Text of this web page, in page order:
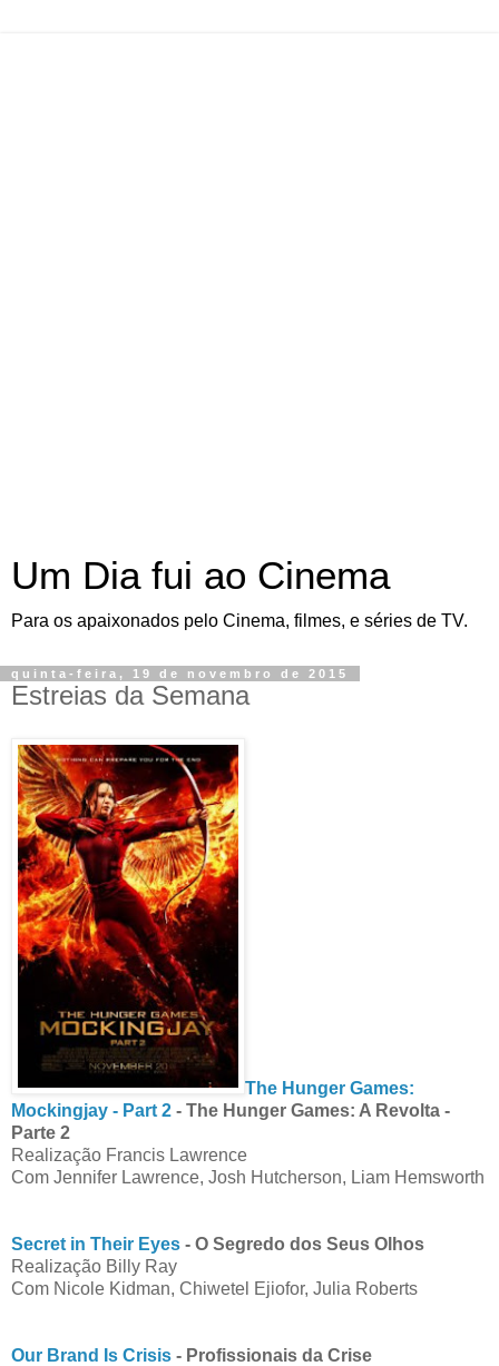
Um Dia fui ao Cinema
Para os apaixonados pelo Cinema, filmes, e séries de TV.
quinta-feira, 19 de novembro de 2015
Estreias da Semana
The Hunger Games:
Mockingjay - Part 2 - The Hunger Games: A Revolta -
Parte 2
Realização Francis Lawrence
Com Jennifer Lawrence, Josh Hutcherson, Liam Hemsworth
Secret in Their Eyes - O Segredo dos Seus Olhos
Realização Billy Ray
Com Nicole Kidman, Chiwetel Ejiofor, Julia Roberts
Our Brand Is Crisis - Profissionais da Crise